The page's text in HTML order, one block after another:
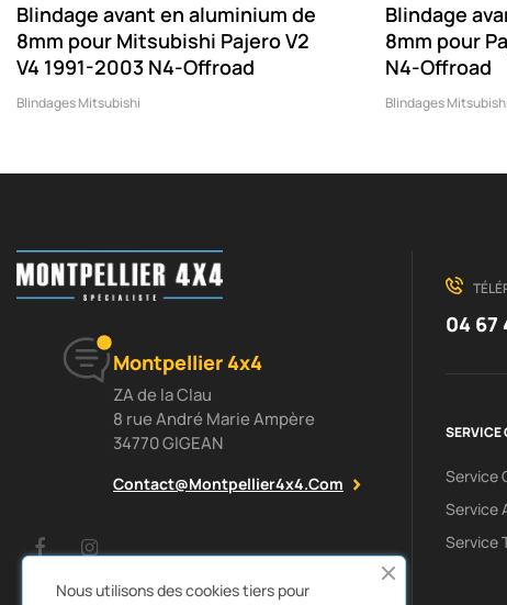
Blindage avant en aluminium de
8mm pour Mitsubishi Pajero V2
V4 1991-2003 N4-Offroad
Blindages Mitsubishi
Blindage
8mm pour
N4-Offroad
Blindages Mitsubishi
Montpellier 4x4
ZA de la Clau
8 rue André Marie Ampère
34770 GIGEAN
Contact@montpellier4x4.com
Facebook
04 67
SERVICE
Service
Service
Service
Nous utilisons des cookies tiers pour